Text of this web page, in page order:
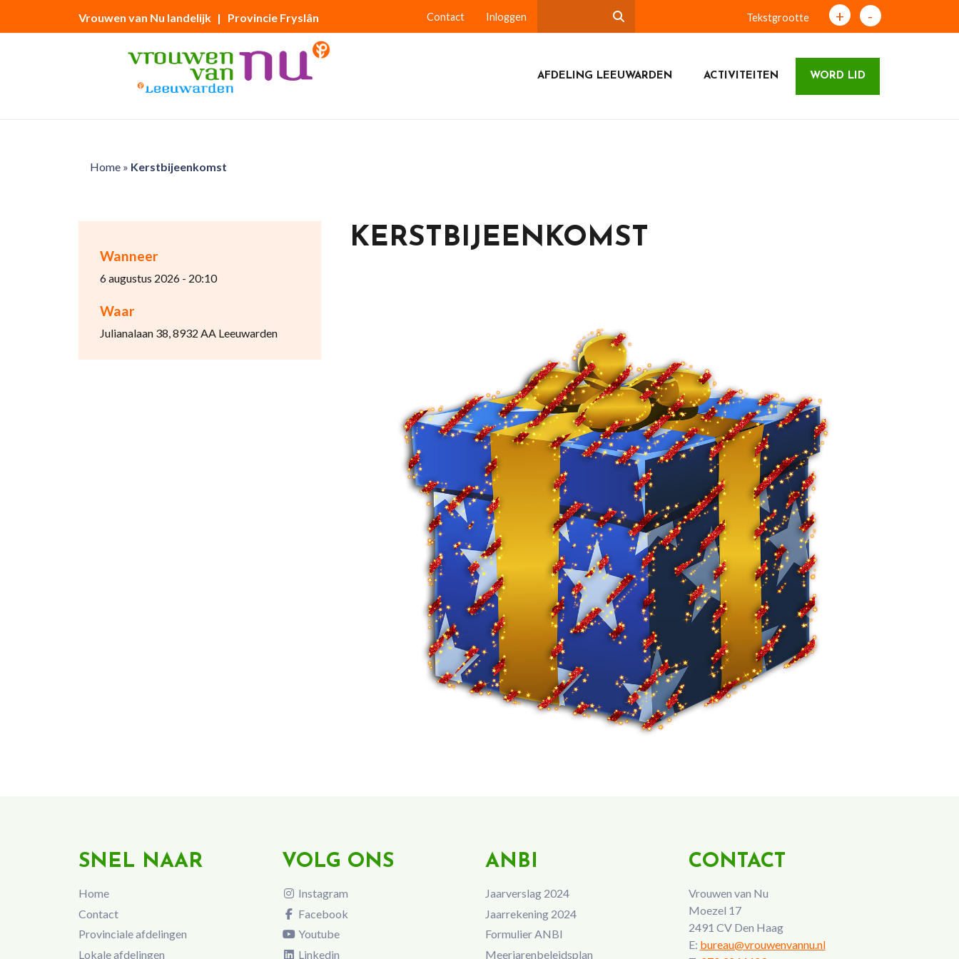
Vrouwen van Nu landelijk | Provincie Fryslân Contact Inloggen Tekstgrootte + -
AFDELING LEEUWARDEN ACTIVITEITEN WORD LID
Home» Kerstbijeenkomst
Wanneer
6 augustus 2026 - 20:10
Waar
Julianalaan 38, 8932 AA Leeuwarden
KERSTBIJEENKOMST
SNEL NAAR
Home
Contact
Provinciale afdelingen
Lokale afdelingen
VOLG ONS
Instagram
Facebook
Youtube
Linkedin
ANBI
Jaarverslag 2024
Jaarrekening 2024
Formulier ANBI
Meerjarenbeleidsplan
CONTACT
Vrouwen van Nu
Moezel 17
2491 CV Den Haag
E: bureau@vrouwenvannu.nl